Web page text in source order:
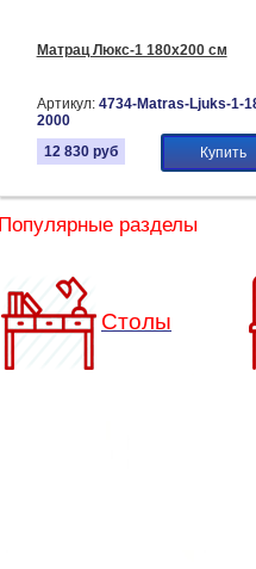
Матрац Люкс-1 180х200 см
Артикул: 4734-Matras-Ljuks-1-
2000
12 830 руб Купить
Популярные разделы
Столы